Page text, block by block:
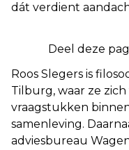
dát verdient
Deel deze
Roos Slegers is
Tilburg, waar ze
vraagstukken
samenleving.
adviesbureau